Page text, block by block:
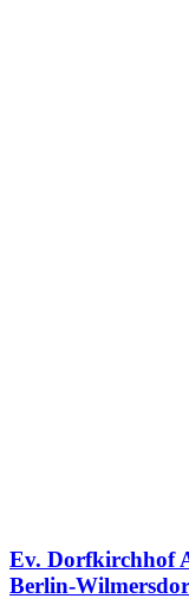
Ev. Dorfkirchhof
Berlin-